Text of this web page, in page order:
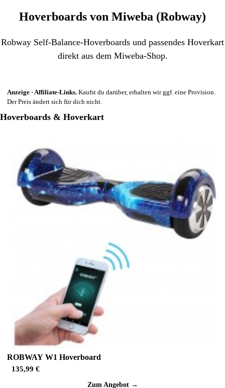
Hoverboards von Miweba (Robway)
Robway Self-Balance-Hoverboards und passendes Hoverkart
direkt aus dem Miweba-Shop.
Anzeige · Affiliate-Links. Kaufst du darüber, erhalten wir ggf. eine Provision.
Der Preis ändert sich für dich nicht.
Hoverboards & Hoverkart
ROBWAY W1 Hoverboard
135,99 €
Zum Angebot →